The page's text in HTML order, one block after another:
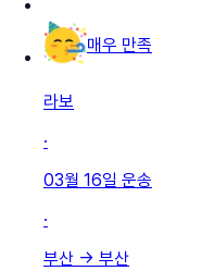
매우 만족
라보
·
03월 16일 운송
·
부산 → 부산